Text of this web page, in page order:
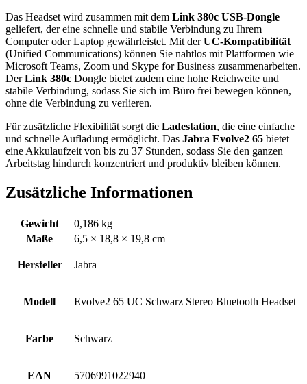
Das Headset wird zusammen mit dem Link 380c USB-Dongle
geliefert, der eine schnelle und stabile Verbindung zu Ihrem
Computer oder Laptop gewährleistet. Mit derUC-Kompatibilität
(Unified Communications) können Sie nahtlos mit Plattformen wie
Microsoft Teams, Zoom und Skype for Business zusammenarbeiten.
DerLink 380c Dongle bietet zudem eine hohe Reichweite und
stabile Verbindung, sodass Sie sich im Büro frei bewegen können,
ohne die Verbindung zu verlieren.
Für zusätzliche Flexibilität sorgt die Ladestation, die eine einfache
und schnelle Aufladung ermöglicht. Das Jabra Evolve2 65 bietet
eine Akkulaufzeit von bis zu 37 Stunden, sodass Sie den ganzen
Arbeitstag hindurch konzentriert und produktiv bleiben können.
Zusätzliche Informationen
Gewicht
0,186 kg
Maße
6,5 × 18,8 × 19,8 cm
Hersteller Jabra
Modell Evolve2 65 UC Schwarz Stereo Bluetooth Headset
Farbe Schwarz
EAN 5706991022940